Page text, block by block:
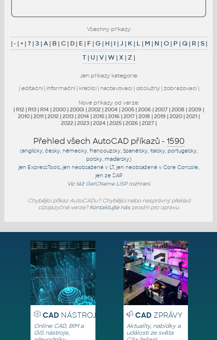
Všechny příkazy:
|- |+|?|3 |A| B|C| D| E| F |G| H| I |J | K| L | M | N |O| P |Q| R |S|
T| U|V|W|X |Z |
Jen příkazy kategorie:
| editační| informační| kreslicí| nastavovací| obslužný| zobrazovací|
Nové příkazy od verze:
| R12 | R13 | R14 | 2000 | 2000i | 2002 | 2004 | 2005 | 2006 | 2007 | 2008 | 2009 |
2010 | 2011 | 2012 | 2013 | 2014 | 2015 | 2016 | 2017 | 2018 | 2019 | 2020 | 2021 |
2022 | 2023 | 2024 | 2025 | 2026 | 2027 |
Přehled všech AutoCAD příkazů - 1590
(anglicky, česky, německy, francouzsky, španělsky, italsky, portugalsky,
polsky, maďarsky)
jen ExpressTools , jen neobsažené v LT, jen neobsažené v Core Console
jen ze SAP
Viz též GetCNameLISP rozhraní.
Chybějící příkaz AutoCADu? Chybějící nebo nesprávný překlad
cizojazyčné verze? Kontaktujte násprosím pro opravu.
CADNÁSTROJE
Online CAD, BIM a
GIS nástroje,
CADZPRÁVY
Aktuality, nabídky a
události ze světa